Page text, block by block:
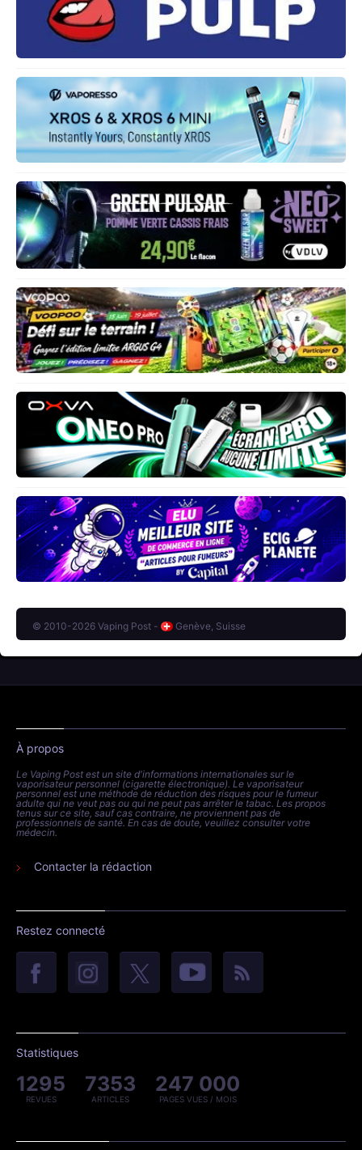
© 2010-2026 Vaping Post - Genève, Suisse
À propos
Le Vaping Post est un site d'informations internationales sur le
vaporisateur personnel (cigarette électronique). Le vaporisateur
personnel est une méthode de réduction des risques pour le fumeur
adulte qui ne veut pas ou qui ne peut pas arrêter le tabac. Les propos
tenus sur ce site, sauf cas contraire, ne proviennent pas de
professionnels de santé. En cas de doute, veuillez consulter votre
médecin.
Contacter la rédaction
Restez connecté
Statistiques
1295
REVUES
7353
ARTICLES
247 000
PAGES VUES / MOIS